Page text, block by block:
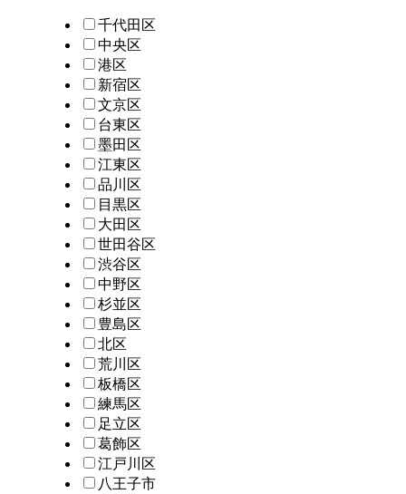
千代田区
中央区
港区
新宿区
文京区
台東区
墨田区
江東区
品川区
目黒区
大田区
世田谷区
渋谷区
中野区
杉並区
豊島区
北区
荒川区
板橋区
練馬区
足立区
葛飾区
江戸川区
八王子市